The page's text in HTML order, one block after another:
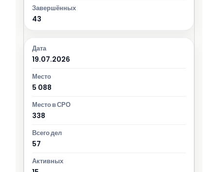
43
19.07.2026
5 088
338
57